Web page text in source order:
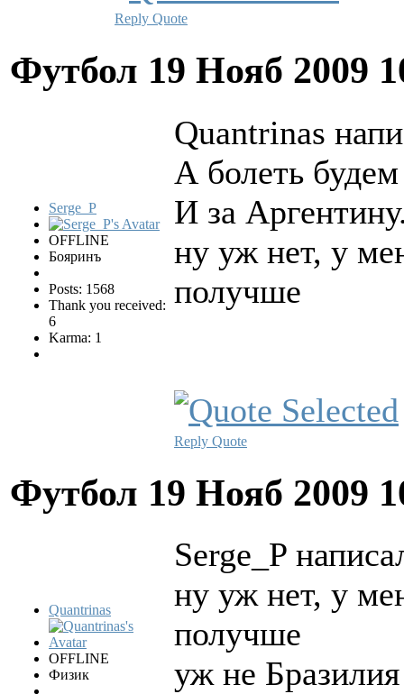
Reply Quote
Футбол 19 Нояб 2009
Serge_P
OFFLINE
Бояринъ
Posts: 1568
Thank you received:
6
Karma: 1
Quantrinas
А болеть
И за
ну уж нет, у
получше
Reply Quote
Футбол 19 Нояб 2009
Quantrinas
OFFLINE
Физик
Serge_P
ну уж нет, у
получше
уж не